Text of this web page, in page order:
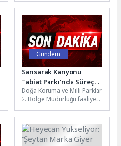
için düzenlenen Kadın Emeği
ve Engellilik...
Gündem
Sansarak Kanyonu
Tabiat Parkı’nda Süreç
Başladı
Doğa Koruma ve Milli Parklar
2. Bölge Müdürlüğü faaliyet
Sansarak Kanyonu
kullanımı...